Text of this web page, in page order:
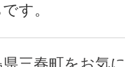
す。
県三春町をお気